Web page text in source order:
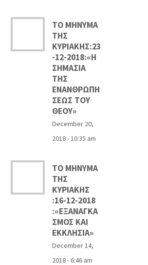
ΤΟ ΜΗΝΥΜΑ
ΤΗΣ
ΚΥΡΙΑΚΗΣ:23
-12-2018:«Η
ΣΗΜΑΣΙΑ
ΤΗΣ
ΕΝΑΝΘΡΩΠΗ
ΣΕΩΣ ΤΟΥ
ΘΕΟΥ»
December 20,
2018 - 10:35 am
ΤΟ ΜΗΝΥΜΑ
ΤΗΣ
ΚΥΡΙΑΚΗΣ
:16-12-2018
:«ΕΞΑΝΑΓΚΑ
ΣΜΟΣ ΚΑΙ
ΕΚΚΛΗΣΙΑ»
December 14,
2018 - 6:46 am